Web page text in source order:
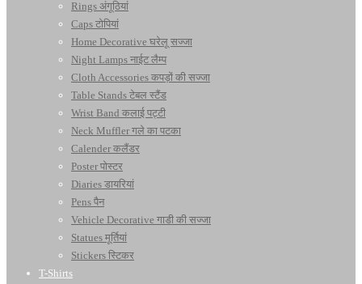
Rings अंगूठियां
Caps टोपियां
Home Decorative घरेलू सज्जा
Night Lamps नाईट लैम्प
Cloth Accessories कपड़ों की सज्जा
Table Stands टेबल स्टैंड
Wrist Band कलाई पट्टी
Neck Muffler गले का पटका
Calender कलैंडर
Poster पोस्टर
Diaries डायरियां
Pens पैन
Vehicle Decorative गाडी की सज्जा
Statues मूर्तियां
Stickers स्टिकर
T-Shirts